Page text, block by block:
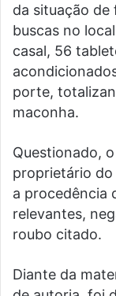
da situação de
buscas no
casal, 56
porte,
maconha.
Questionado,
proprietário
a procedência
relevantes,
roubo citado.
Diante da